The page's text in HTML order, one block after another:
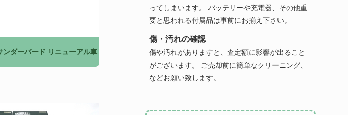
ダーバード リニューアル車
ってしまいます。 バッテリーや充電器、その他重
要と思われる付属品は事前にお揃え下さい。
傷・汚れの確認
傷や汚れがありますと、査定額に影響が出ること
がございます。 ご売却前に簡単なクリーニング、
などお願い致します。